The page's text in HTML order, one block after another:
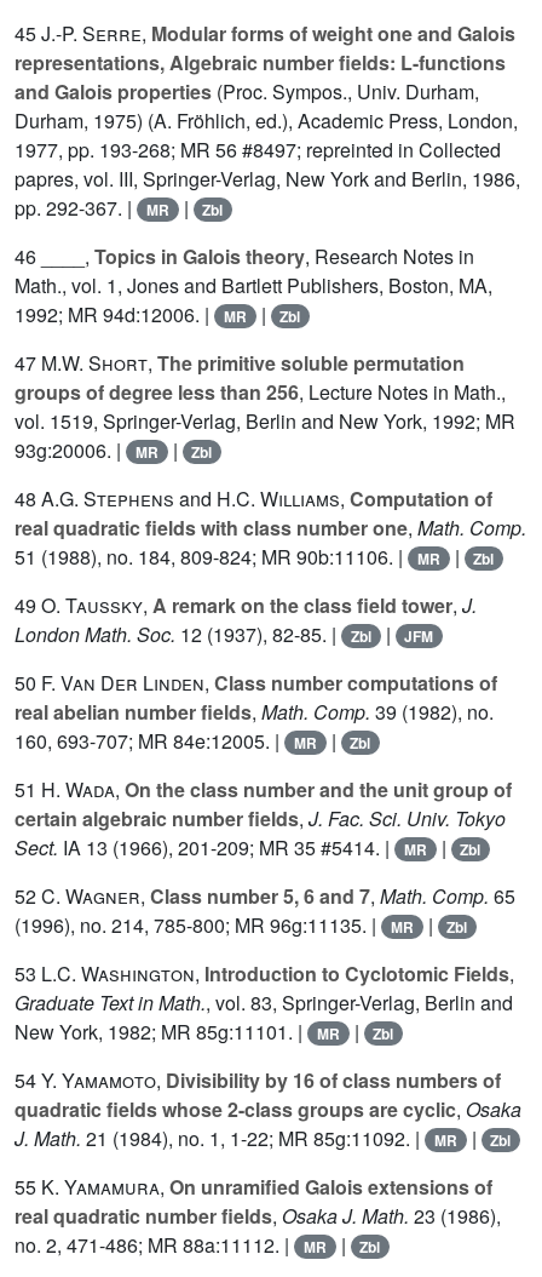
45J.-P. Serre, Modular forms of weight one and Galois
representations, Algebraic number fields: L-functions
and Galois properties (Proc. Sympos., Univ. Durham,
Durham, 1975) (A. Fröhlich, ed.), Academic Press, London,
1977, pp. 193-268; MR 56 #8497; repreinted in Collected
papres, vol. III, Springer-Verlag, New York and Berlin, 1986,
pp. 292-367. |
MR | Zbl
46 ____, Topics in Galois theory, Research Notes in
Math., vol. 1, Jones and Bartlett Publishers, Boston, MA,
1992; MR 94d:12006. |
MR | Zbl
47 M.W. Short, The primitive soluble permutation
groups of degree less than 256, Lecture Notes in Math.,
vol. 1519, Springer-Verlag, Berlin and New York, 1992; MR
93g:20006. |
MR | Zbl
48 A.G. Stephens and H.C. Williams, Computation of
real quadratic fields with class number one, Math. Comp.
51 (1988), no. 184, 809-824; MR 90b:11106. | MR | Zbl
49 O. Taussky, A remark on the class field tower, J.
London Math. Soc. 12 (1937), 82-85. | Zbl | JFM
50 F. Van Der Linden, Class number computations of
real abelian number fields, Math. Comp. 39 (1982), no.
160, 693-707; MR 84e:12005. |
MR | Zbl
51 H. Wada, On the class number and the unit group of
certain algebraic number fields, J. Fac. Sci. Univ. Tokyo
Sect. IA 13 (1966), 201-209; MR 35 #5414. | MR | Zbl
52C. Wagner, Class number 5, 6 and 7, Math. Comp. 65
(1996), no. 214, 785-800; MR 96g:11135. |
MR | Zbl
53 L.C. Washington, Introduction to Cyclotomic Fields,
Graduate Text in Math., vol. 83, Springer-Verlag, Berlin and
New York, 1982; MR 85g:11101. |
MR | Zbl
54Y. Yamamoto, Divisibility by 16 of class numbers of
quadratic fields whose 2-class groups are cyclic, Osaka
J. Math. 21 (1984), no. 1, 1-22; MR 85g:11092. | MR | Zbl
55 K. Yamamura, On unramified Galois extensions of
real quadratic number fields, Osaka J. Math. 23 (1986),
no. 2, 471-486; MR 88a:11112. |
MR | Zbl